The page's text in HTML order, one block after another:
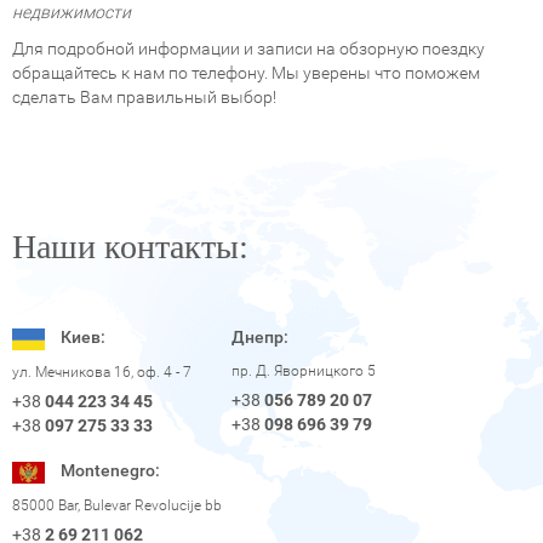
недвижимости
Для подробной информации и записи на обзорную поездку
обращайтесь к нам по телефону. Мы уверены что поможем
сделать Вам правильный выбор!
Наши контакты:
Киев:
ул. Мечникова 16, оф. 4 - 7
+38 044 223 34 45
+38 097 275 33 33
Днепр:
пр. Д. Яворницкого 5
+38 056 789 20 07
+38 098 696 39 79
Montenegro:
85000 Bar, Bulevar Revolucije bb
+38 2 69 211 062